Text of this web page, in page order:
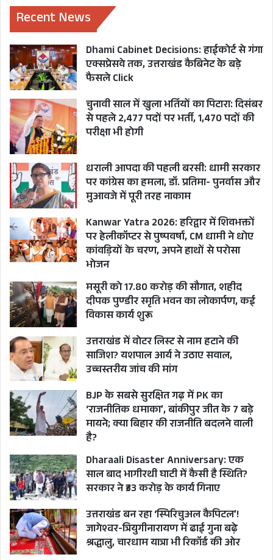
Recent News
Dhami Cabinet Decisions: हाईकोर्ट से गंगा
एक्सप्रेसवे तक, उत्तराखंड कैबिनेट के बड़े
फैसले Click
चुनावी साल में खुला भर्तियों का पिटारा: दिसंबर
से पहले 2,477 पदों पर भर्ती, 1,470 पदों की
परीक्षा भी होगी
धराली आपदा की पहली बरसी: धामी सरकार
पर कांग्रेस का हमला, डॉ. प्रतिमा- पुनर्वास और
मुआवजे में पूरी तरह नाकाम
Kanwar Yatra 2026: हरिद्वार में शिवभक्तों
पर हेलीकॉप्टर से पुष्पवर्षा, CM धामी ने धोए
कांवड़ियों के चरण, अपने हाथों से परोसा
भोजन
मसूरी को 17.80 करोड़ की सौगात, शहीद
दीपक पुण्डीर स्मृति भवन का लोकार्पण, कई
विकास कार्य शुरू
उत्तराखंड में वोटर लिस्ट से नाम हटाने की
साजिश? यशपाल आर्य ने उठाए सवाल,
उच्चस्तरीय जांच की मांग
BJP के सबसे सुरक्षित गढ़ में PK का
‘राजनीतिक धमाका’, बांकीपुर जीत के 7 बड़े
मायने; क्या बिहार की राजनीति बदलने वाली
है?
Dharaali Disaster Anniversary: एक
साल बाद भागीरथी घाटी में कैसी है स्थिति?
सरकार ने ₹33 करोड़ के कार्य गिनाए
उत्तराखंड बन रहा ‘स्पिरिचुअल कैपिटल’!
जागेश्वर-त्रियुगीनारायण में ढाई गुना बढ़े
श्रद्धालु, चारधाम यात्रा भी रिकॉर्ड की ओर